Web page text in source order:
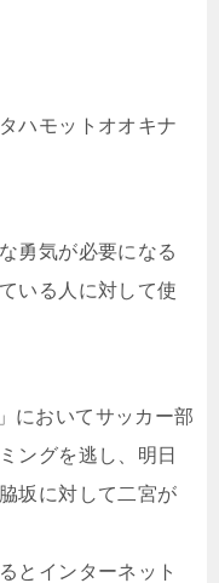
ハモットオオキナ
勇気が必要になる
いる人に対して使
においてサッカー部
ングを逃し、明日
坂に対して二宮が
とインターネット